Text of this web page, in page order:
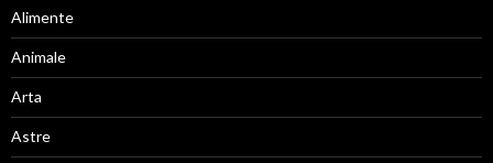
Alimente
Animale
Arta
Astre